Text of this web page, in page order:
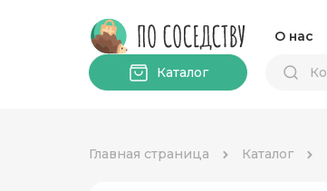
О нас
Каталог
Главная страница Каталог